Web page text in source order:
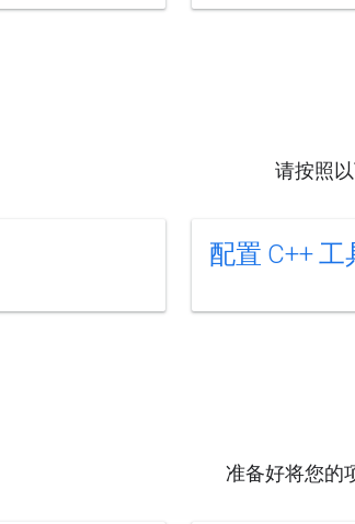
请按照
配置 C++ 工
准备好将您的